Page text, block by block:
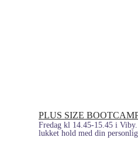
PLUS SIZE
Fredag kl 14.45-15.45 i
lukket hold med din